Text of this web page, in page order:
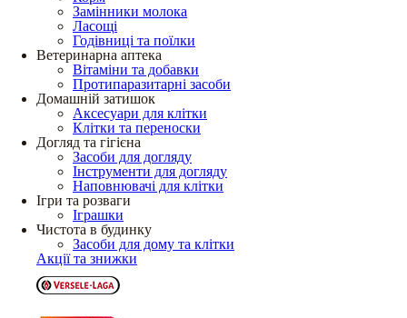
Замінники молока
Ласощі
Годівниці та поїлки
Ветеринарна аптека
Вітаміни та добавки
Протипаразитарні засоби
Домашній затишок
Аксесуари для клітки
Клітки та переноски
Догляд та гігієна
Засоби для догляду
Інструменти для догляду
Наповнювачі для клітки
Ігри та розваги
Іграшки
Чистота в будинку
Засоби для дому та клітки
Акції та знижки